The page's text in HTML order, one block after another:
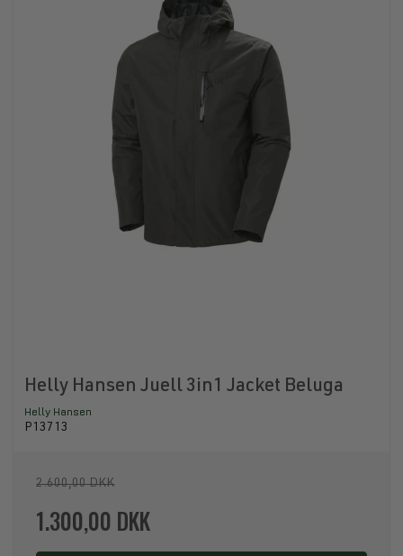
Helly Hansen Juell 3in1 Jacket Beluga
Helly Hansen
P13713
2.600,00 DKK
1.300,00 DKK